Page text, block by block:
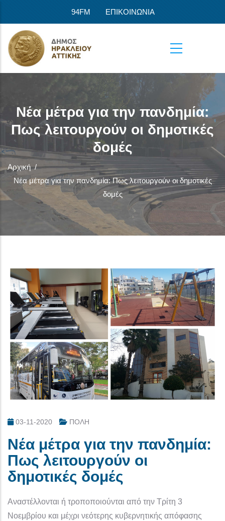
94FM ΕΠΙΚΟΙΝΩΝΙΑ
Νέα μέτρα για την πανδημία:
Πως λειτουργούν οι δημοτικές
δομές
Αρχική /
Νέα μέτρα για την πανδημία: Πως λειτουργούν οι δημοτικές
δομές
03-11-2020 ΠΟΛΗ
Νέα μέτρα για την πανδημία:
Πως λειτουργούν οι
δημοτικές δομές
Αναστέλλονται ή τροποποιούνται από την Τρίτη 3
Νοεμβρίου και μέχρι νεότερης κυβερνητικής απόφασης